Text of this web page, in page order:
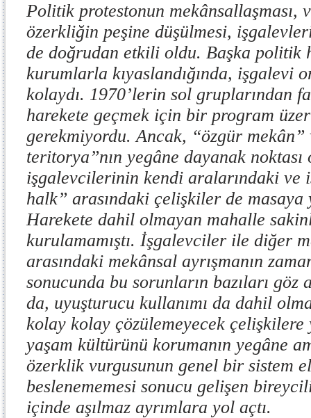
Politik protestonun mekânsallaşması,
özerkliğin peşine düşülmesi,
de doğrudan etkili oldu. Başka politik
kurumlarla kıyaslandığında, işgalevi
kolaydı. 1970’lerin sol gruplarından
harekete geçmek için bir program
gerekmiyordu. Ancak, “özgür
teritorya”nın yegâne dayanak
işgalevcilerinin kendi aralarındaki ve
halk” arasındaki çelişkiler de masaya
Harekete dahil olmayan mahalle
kurulamamıştı. İşgalevciler ile diğer
arasındaki mekânsal ayrışmanın
sonucunda bu sorunların bazıları
da, uyuşturucu kullanımı da dahil
kolay kolay çözülemeyecek çelişkilere
yaşam kültürünü korumanın yegâne
özerklik vurgusunun genel bir sistem
beslenememesi sonucu gelişen
içinde aşılmaz ayrımlara yol açtı.